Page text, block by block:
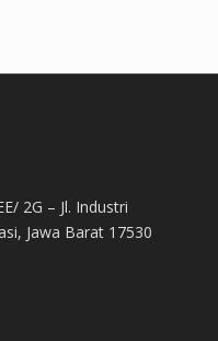
2G – Jl. Industri
Jawa Barat 17530